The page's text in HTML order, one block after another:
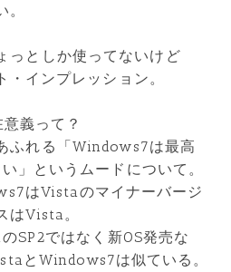
っとしか使ってないけど
インプレッション。
義って？
ふれる「Windows7は最高
」というムードについて。
はVistaのマイナーバージ
はVista。
SP2ではなく新OS発売な
とWindows7は似ている。